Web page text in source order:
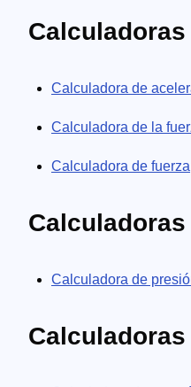
Calculadora de
Calculadora de la
Calculadora de fuerza
Calculadora de
Calculadoras